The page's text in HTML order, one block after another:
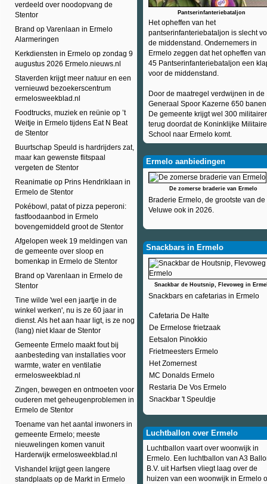
verdeeld over noodopvang de
Stentor
Brand op Varenlaan in Ermelo
Alarmeringen
Kerkdiensten in Ermelo op zondag 9
augustus 2026 Ermelo.nieuws.nl
Staverden krijgt meer natuur en een
vernieuwd bezoekerscentrum
ermelosweekblad.nl
Foodtrucks, muziek en reünie op ’t
Weitje in Ermelo tijdens Eat N Beat
de Stentor
Buurtschap Speuld is hardrijders zat,
maar kan gewenste flitspaal
vergeten de Stentor
Reanimatie op Prins Hendriklaan in
Ermelo de Stentor
Pokébowl, patat of pizza peperoni:
fastfoodaanbod in Ermelo
bovengemiddeld groot de Stentor
Afgelopen week 19 meldingen van
de gemeente over sloop en
bomenkap in Ermelo de Stentor
Brand op Varenlaan in Ermelo de
Stentor
Tine wilde 'wel een jaartje in de
winkel werken', nu is ze 60 jaar in
dienst. Als het aan haar ligt, is ze nog
(lang) niet klaar de Stentor
Gemeente Ermelo maakt fout bij
aanbesteding van installaties voor
warmte, water en ventilatie
ermelosweekblad.nl
Zingen, bewegen en ontmoeten voor
ouderen met geheugenproblemen in
Ermelo de Stentor
Toename van het aantal inwoners in
gemeente Ermelo; meeste
nieuwelingen komen vanuit
Harderwijk ermelosweekblad.nl
Vishandel krijgt geen langere
standplaats op de Markt in Ermelo
Pantserinfanteriebataljon
Het opheffen van het
pantserinfanteriebataljon is slecht
de middenstand. Ondernemers in
Ermelo zeggen dat het opheffen
45 Pantserinfanteriebataljon een
voor de middenstand.
Door de maatregel verdwijnen in de
Generaal Spoor Kazerne 650
De gemeente krijgt wel 300
terug doordat de Koninklijke Militaire
School naar Ermelo komt.
Ermelo aanbiedingen
De zomerse braderie van Ermelo
Braderie Ermelo, de grootste van de
Veluwe ook in 2026.
Snackbars in Ermelo
Snackbar de Houtsnip, Flevoweg in
Snackbars en cafetarias in Ermelo
Cafetaria De Halte
De Ermelose frietzaak
Eetsalon Pinokkio
Frietmeesters Ermelo
Het Zomernest
MC Donalds Ermelo
Restaria De Vos Ermelo
Snackbar 't Speuldje
Luchtballon over Ermelo
Luchtballon vaart over woonwijk in
Ermelo. Een luchtballon van A3
B.V. uit Harfsen vliegt laag over de
huizen van een woonwijk in Ermelo